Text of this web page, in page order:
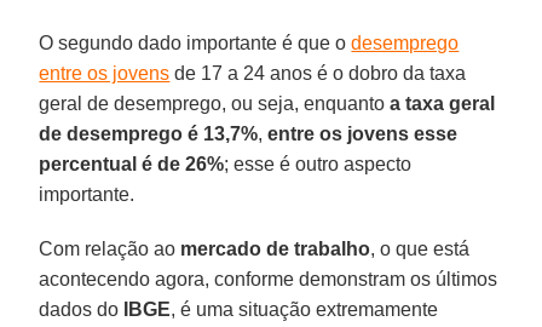
O segundo dado importante é que odesemprego
entre os jovens de 17 a 24 anos é o dobro da taxa
geral de desemprego, ou seja, enquantoa taxa geral
de desemprego é 13,7%,entre os jovens esse
percentual é de 26%; esse é outro aspecto
importante.
Com relação ao mercado de trabalho, o que está
acontecendo agora, conforme demonstram os últimos
dados do
IBGE, é uma situação extremamente